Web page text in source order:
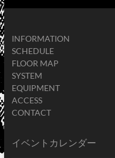
INFORMATION
SCHEDULE
FLOOR MAP
SYSTEM
EQUIPMENT
ACCESS
CONTACT
イベントカレンダー